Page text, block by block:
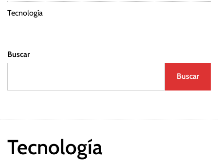
Tecnología
Buscar
Buscar
Tecnología